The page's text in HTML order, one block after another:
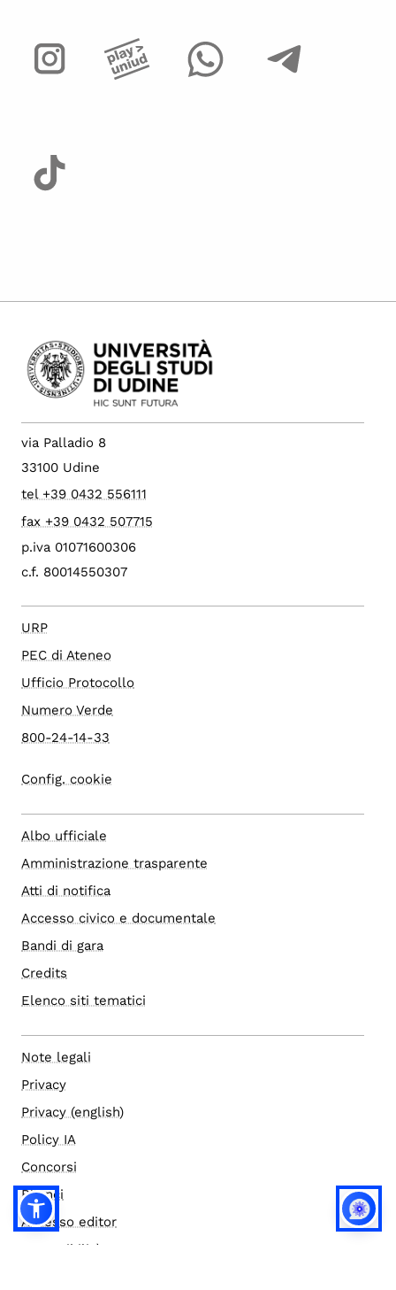
via Palladio 8
33100 Udine
tel +39 0432 556111
fax +39 0432 507715
p.iva 01071600306
c.f. 80014550307
URP
PEC di Ateneo
Ufficio Protocollo
Numero Verde
800-24-14-33
Config. cookie
Albo ufficiale
Amministrazione trasparente
Atti di notifica
Accesso civico e documentale
Bandi di gara
Credits
Elenco siti tematici
Note legali
Privacy
Privacy (english)
Policy IA
Concorsi
Bilanci
Accesso editor
Accessibilità